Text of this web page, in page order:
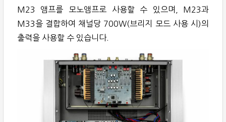
M23 앰프를 모노앰프로 사용할 수 있으며, M23과
M33을 결합하여 채널당 700W(브리지 모드 사용 시)의
출력을 사용할 수 있습니다.